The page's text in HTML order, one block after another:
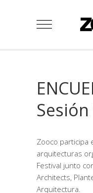
Zooco participa
arquitecturas
Festival junto
Architects,
Arquitectura.